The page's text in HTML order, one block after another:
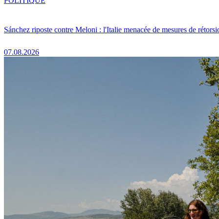
Sánchez riposte contre Meloni : l'Italie menacée de mesures de
07.08.2026